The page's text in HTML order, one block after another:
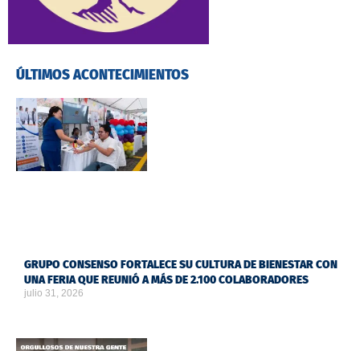
ÚLTIMOS ACONTECIMIENTOS
GRUPO CONSENSO FORTALECE SU CULTURA DE BIENESTAR CON
UNA FERIA QUE REUNIÓ A MÁS DE 2.100 COLABORADORES
julio 31, 2026